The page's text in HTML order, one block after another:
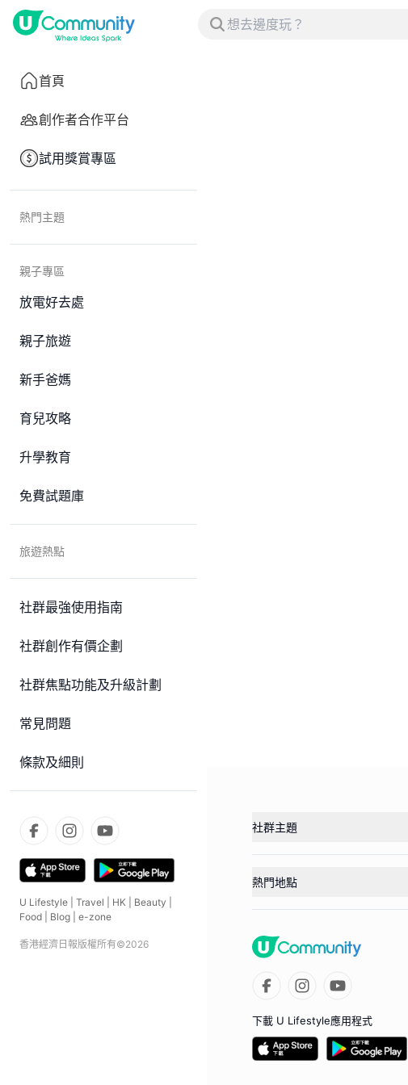
首頁
創作者合作平台
試用獎賞專區
熱門主題
親子專區
放電好去處
親子旅遊
新手爸媽
育兒攻略
升學教育
免費試題庫
旅遊熱點
社群最強使用指南
社群創作有價企劃
社群焦點功能及升級計劃
常見問題
條款及細則
U Lifestyle Travel HK Beauty
Food
Blog e-zone
香港經濟日報版權所有©2026
社群主題
熱門地點
下載 U Lifestyle應用程式